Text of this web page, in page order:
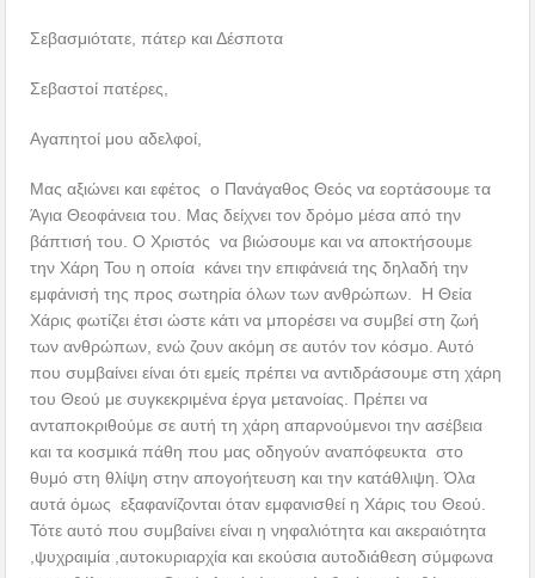
Σεβασμιότατε, πάτερ και Δέσποτα
Σεβαστοί πατέρες,
Αγαπητοί μου αδελφοί,
Μας αξιώνει και εφέτος ο Πανάγαθος Θεός να εορτάσουμε τα
Άγια Θεοφάνεια του. Μας δείχνει τον δρόμο μέσα από την
βάπτισή του. Ο Χριστός να βιώσουμε και να αποκτήσουμε
την Χάρη Του η οποία κάνει την επιφάνειά της δηλαδή την
εμφάνισή της προς σωτηρία όλων των ανθρώπων. Η Θεία
Χάρις φωτίζει έτσι ώστε κάτι να μπορέσει να συμβεί στη ζωή
των ανθρώπων, ενώ ζουν ακόμη σε αυτόν τον κόσμο. Αυτό
που συμβαίνει είναι ότι εμείς πρέπει να αντιδράσουμε στη χάρη
του Θεού με συγκεκριμένα έργα μετανοίας. Πρέπει να
ανταποκριθούμε σε αυτή τη χάρη απαρνούμενοι την ασέβεια
και τα κοσμικά πάθη που μας οδηγούν αναπόφευκτα στο
θυμό στη θλίψη στην απογοήτευση και την κατάθλιψη. Όλα
αυτά όμως εξαφανίζονται όταν εμφανισθεί η Χάρις του Θεού.
Τότε αυτό που συμβαίνει είναι η νηφαλιότητα και ακεραιότητα
,ψυχραιμία ,αυτοκυριαρχία και εκούσια αυτοδιάθεση σύμφωνα